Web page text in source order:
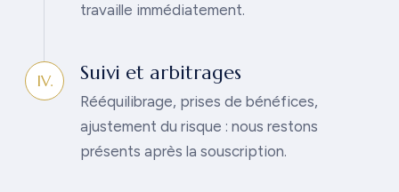
travaille immédiatement.
IV. Suivi et arbitrages
Rééquilibrage, prises de bénéfices,
ajustement du risque : nous restons
présents après la souscription.